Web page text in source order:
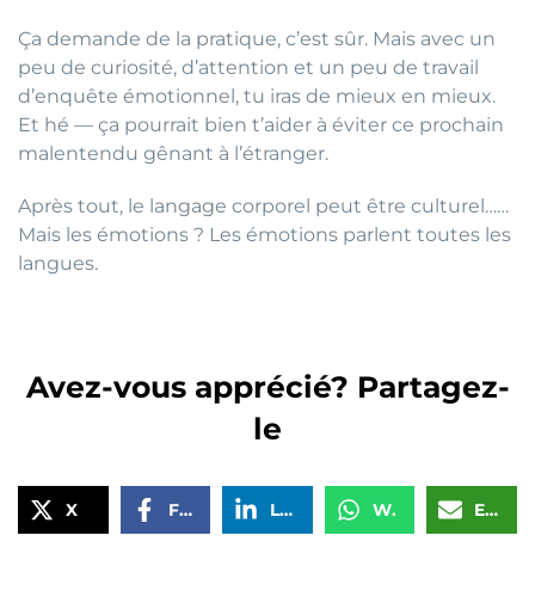
Ça demande de la pratique, c’est sûr. Mais avec un
peu de curiosité, d’attention et un peu de travail
d’enquête émotionnel, tu iras de mieux en mieux.
Et hé — ça pourrait bien t’aider à éviter ce prochain
malentendu gênant à l’étranger.
Après tout, le langage corporel peut être culturel……
Mais les émotions ? Les émotions parlent toutes les
langues.
Avez-vous apprécié? Partagez-
le
X Facebook LinkedIn WhatsApp Email